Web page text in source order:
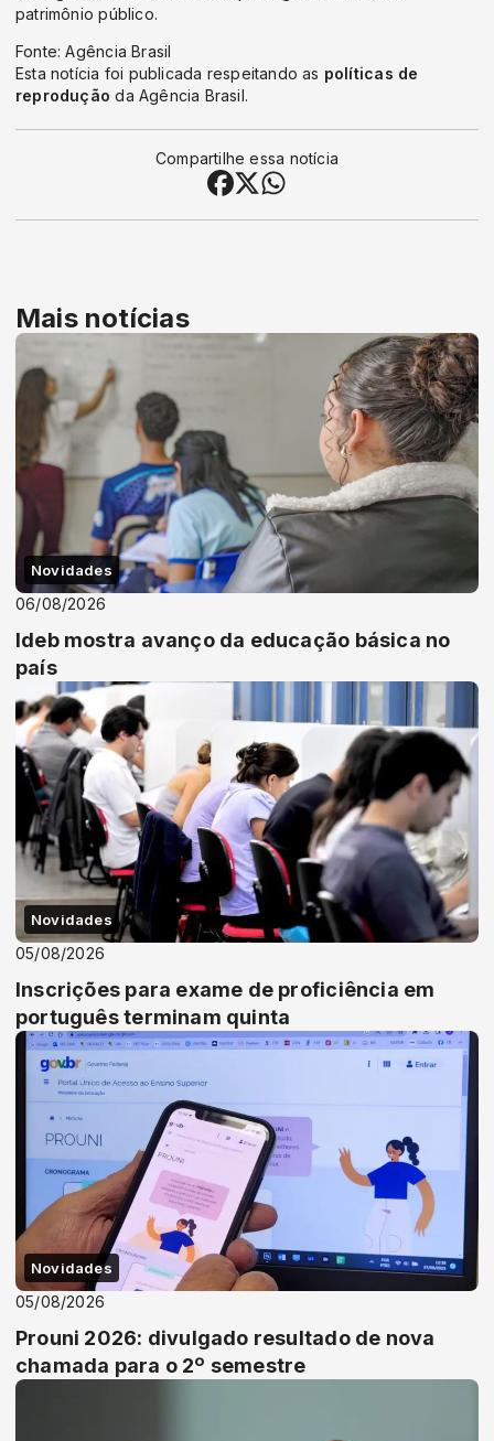
patrimônio público.
Fonte: Agência Brasil
Esta notícia foi publicada respeitando as políticas de
reprodução da Agência Brasil.
Compartilhe essa notícia
Mais notícias
Novidades
06/08/2026
Ideb mostra avanço da educação básica no
país
Novidades
05/08/2026
Inscrições para exame de proficiência em
português terminam quinta
Novidades
05/08/2026
Prouni 2026: divulgado resultado de nova
chamada para o 2º semestre